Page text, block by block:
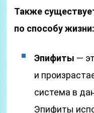
Также
по способу жизни:
Эпифиты —
и
система в
Эпифиты